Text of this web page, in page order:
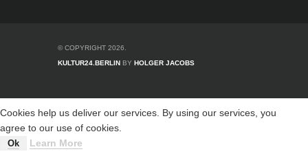
© COPYRIGHT 2026.
KULTUR24.BERLINBY HOLGER JACOBS
Cookies help us deliver our services. By using our services, you
agree to our use of cookies.
Ok Learn More